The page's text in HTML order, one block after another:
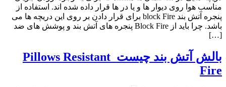
مناسب هوا روی دیوار ها و یا در ها قرار داده شده اند. استفاده از
پنجره آتش بند block Fire برای قرار دادن بر روی این دریچه ها می
باشد. چرا باید از Block Fire پنجره های آتش بند و پوشش های ضد
[…]
بالش آتش بند چیست Pillows Resistant
Fire